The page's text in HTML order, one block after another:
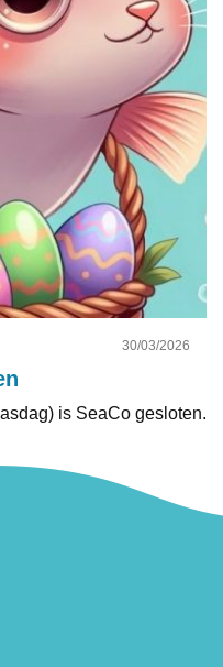
30/03/2026
is SeaCo gesloten.